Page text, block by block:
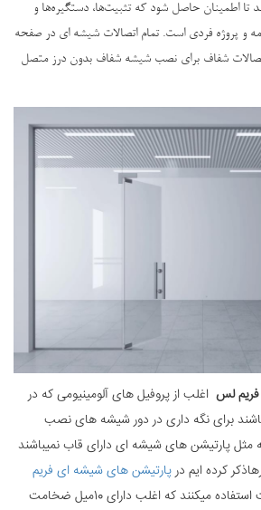
تا اطمینان حاصل شود که تثبیت‌ها، دستگیره‌ها و
و پروژه فردی است. تمام اتصالات شیشه ای در صفحه
شفاف برای نصب شیشه شفاف بدون درز متصل
لس اغلب از پروفیل های آلومینیومی که در
ابعاد حدودا 3*4 میباشند برای نگه داری در دور شیشه های نصب
پارتیشن های شیشه ای دارای قاب نمیباشند
کرده ایم درپارتیشن های شیشه ای فریم
،از شیشه های سکوریت استفاده میکنند که اغلب دارای 10میل ضخامت